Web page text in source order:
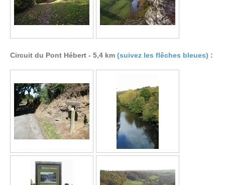
Circuit du Pont Hébert - 5,4 km (suivez les flêches bleues) :